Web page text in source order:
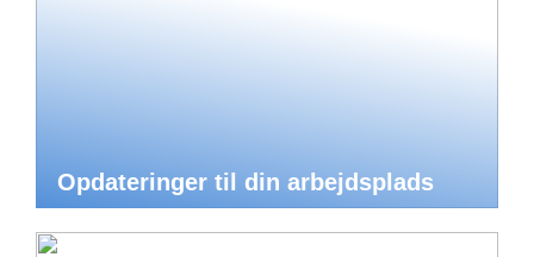
Opdateringer til din arbejdsplads